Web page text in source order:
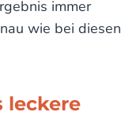
immer
wie bei diesen
leckere